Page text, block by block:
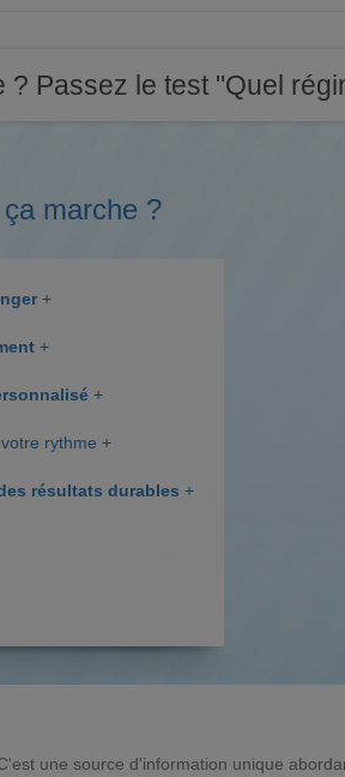
Passez le test "Quel
marche ?
+
+
+
rythme +
résultats durables +
une source d'information unique